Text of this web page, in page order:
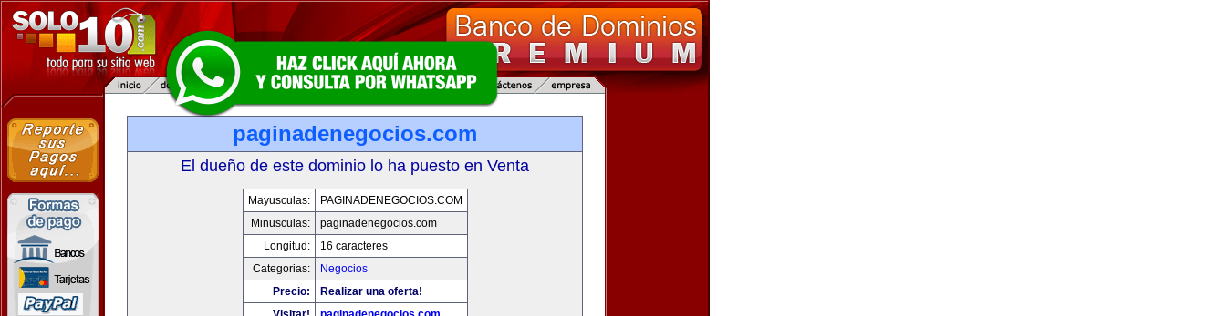
paginadenegocios.com
El dueño de este dominio lo ha puesto en Venta
Mayusculas:
PAGINADENEGOCIOS.COM
Minusculas:
paginadenegocios.com
Longitud:
16 caracteres
Categorias:
Negocios
Precio:
Realizar una oferta!